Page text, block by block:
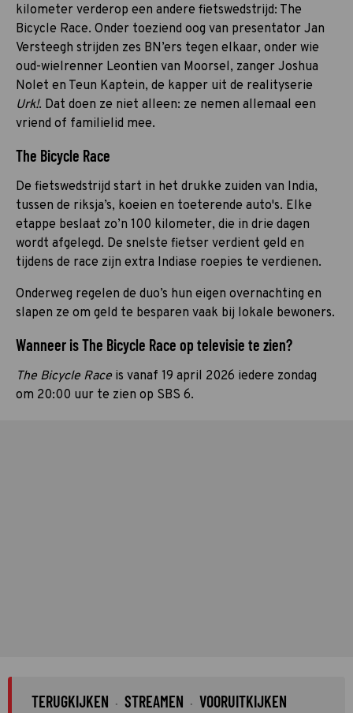
kilometer verderop een andere fietswedstrijd: The
Bicycle Race. Onder toeziend oog van presentator Jan
Versteegh strijden zes BN’ers tegen elkaar, onder wie
oud-wielrenner Leontien van Moorsel, zanger Joshua
Nolet en Teun Kaptein, de kapper uit de realityserie
Urk!. Dat doen ze niet alleen: ze nemen allemaal een
vriend of familielid mee.
The Bicycle Race
De fietswedstrijd start in het drukke zuiden van India,
tussen de riksja’s, koeien en toeterende auto's. Elke
etappe beslaat zo’n 100 kilometer, die in drie dagen
wordt afgelegd. De snelste fietser verdient geld en
tijdens de race zijn extra Indiase roepies te verdienen.
Onderweg regelen de duo’s hun eigen overnachting en
slapen ze om geld te besparen vaak bij lokale bewoners.
Wanneer is The Bicycle Race op televisie te zien?
The Bicycle Race is vanaf 19 april 2026 iedere zondag
om 20:00 uur te zien op SBS 6.
TERUGKIJKEN · STREAMEN · VOORUITKIJKEN